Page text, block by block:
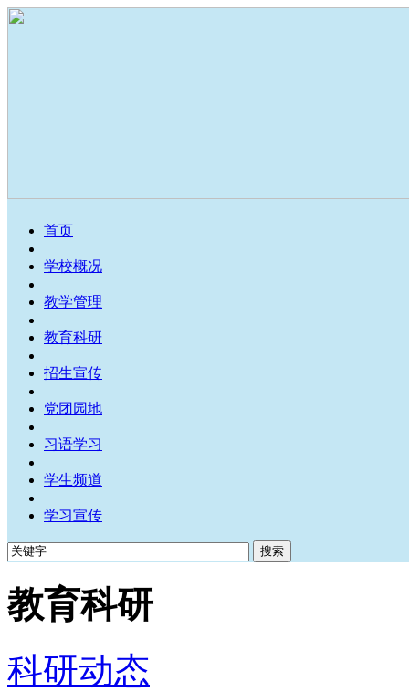
首页
学校概况
教学管理
教育科研
招生宣传
党团园地
习语学习
学生频道
学习宣传
教育科研
科研动态